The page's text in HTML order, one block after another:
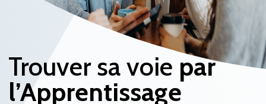
Trouver sa voie par
l’Apprentissage